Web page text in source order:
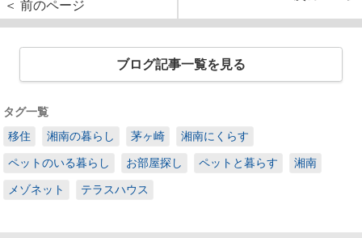
＜ 前のページ
ブログ記事一覧を見る
タグ一覧
移住
湘南の暮らし 茅ヶ崎 湘南にくらす
ペットのいる暮らし お部屋探し ペットと暮らす 湘南
メゾネット テラスハウス